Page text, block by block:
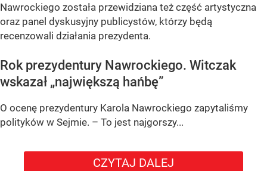
Nawrockiego została przewidziana też część artystyczna
oraz panel dyskusyjny publicystów, którzy będą
recenzowali działania prezydenta.
Rok prezydentury Nawrockiego. Witczak
wskazał „największą hańbę”
O ocenę prezydentury Karola Nawrockiego zapytaliśmy
polityków w Sejmie. – To jest najgorszy...
CZYTAJ DALEJ